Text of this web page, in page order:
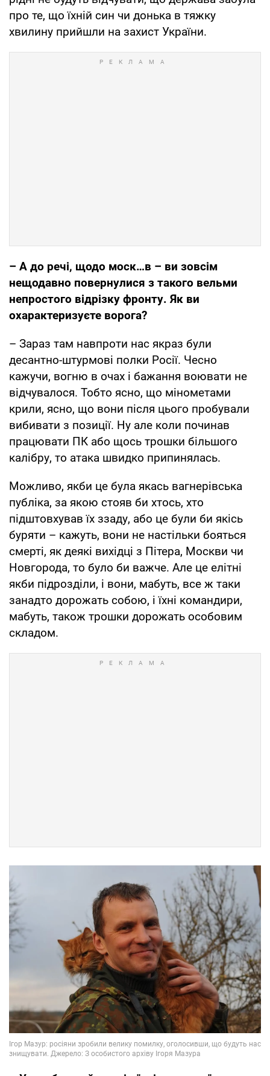
про те, що їхній син чи донька в тяжку
хвилину прийшли на захист України.
– А до речі, щодо моск…в – ви зовсім
нещодавно повернулися з такого вельми
непростого відрізку фронту. Як ви
охарактеризуєте ворога?
– Зараз там навпроти нас якраз були
десантно-штурмові полки Росії. Чесно
кажучи, вогню в очах і бажання воювати не
відчувалося. Тобто ясно, що мінометами
крили, ясно, що вони після цього пробували
вибивати з позиції. Ну але коли починав
працювати ПК або щось трошки більшого
калібру, то атака швидко припинялась.
Можливо, якби це була якась вагнерівська
публіка, за якою стояв би хтось, хто
підштовхував їх ззаду, або це були би якісь
буряти – кажуть, вони не настільки бояться
смерті, як деякі вихідці з Пітера, Москви чи
Новгорода, то було би важче. Але це елітні
якби підрозділи, і вони, мабуть, все ж таки
занадто дорожать собою, і їхні командири,
мабуть, також трошки дорожать особовим
складом.